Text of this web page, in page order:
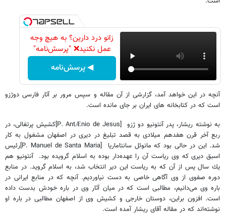
زانو درد دارین؟ به هیچ وجه
عمل نکنید❌ "پرسش‌نامه"
◀ پرسش‌نامه
آنچه در این خواهد آمد، گزارشی از آن مقاله و سپس مرور بر آثار فارسی دوژزو
است که در کتابخانه های ایران بر جای مانده است.
به نوشته ریشار، پدر آنتونيو دو ژزو [P. Ant
Ænio de Jesus]
كشيش پرتغالى، در
ربع آخر قرن هفدهم ميلادى به قصد تبليغ در دیری در اصفهان مشغول به كار
شد. این در حالی بود که مانوئل سانتاماريا
[P. Manuel de Santa Maria]
رئيس
اسبق ديرى كه وى رياست آن را عهده‌دار بوده به اسلام گرويده بود.
آنتونيو هم
يك سال پس از آن كه به رياست اين دير انتخاب شد، به اسلام گرويد. در منابع
دوره صفوى از وى آگاهى خاصى به دست نياورديم. آنچه كه در منابع ايرانى در
باره وى مى‌دانيم، مطالبى است كه در ميان آثار وى در باره خودش بدست داده
است. افزون براين، دوستان خارجى و كشيش وى از اصفهان مطالبى در باره او
نوشته‌اند که در مقاله آقای ریشار آمده است.